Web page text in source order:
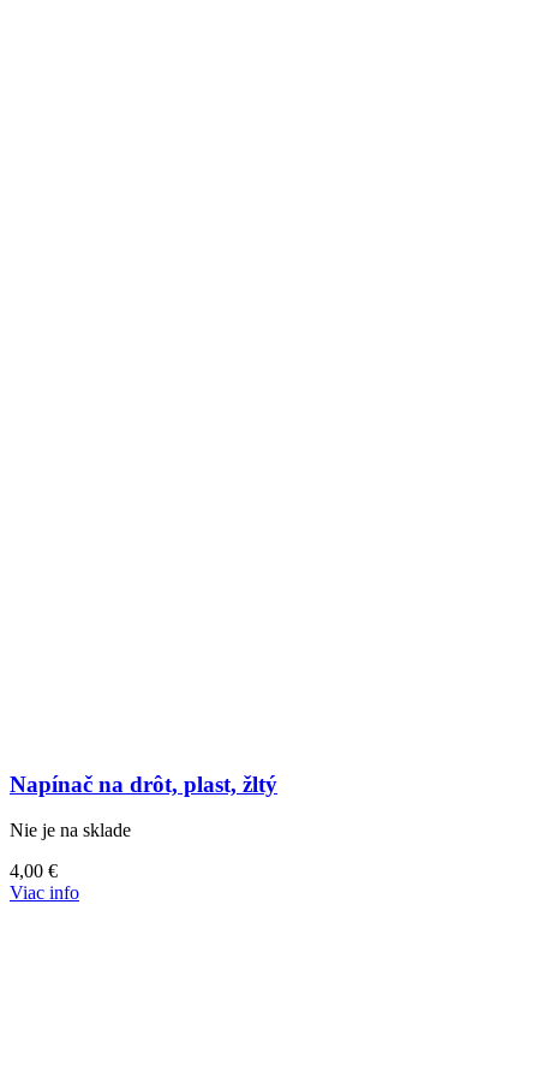
Napínač na drôt, plast, žltý
Nie je na sklade
4,00 €
Viac info